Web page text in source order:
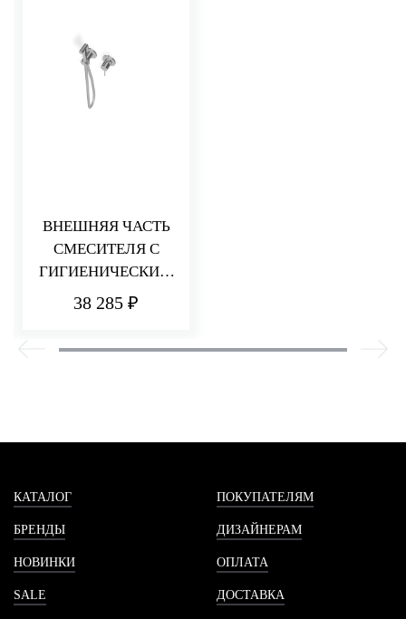
ВНЕШНЯЯ ЧАСТЬ
СМЕСИТЕЛЯ С
ГИГИЕНИЧЕСКИМ
ДУШЕМ UP+
38 285 ₽
КАТАЛОГ
БРЕНДЫ
НОВИНКИ
SALE
ПОКУПАТЕЛЯМ
ДИЗАЙНЕРАМ
ОПЛАТА
ДОСТАВКА